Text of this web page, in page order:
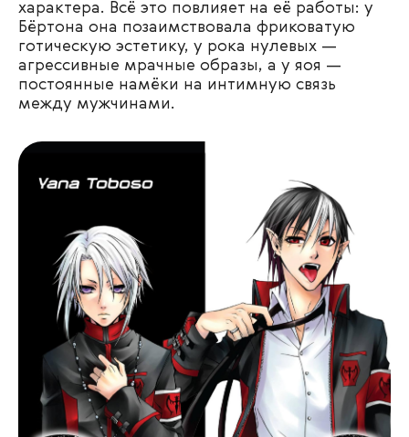
характера. Всё это повлияет на её работы: у
Бёртона она позаимствовала фриковатую
готическую эстетику, у рока нулевых —
агрессивные мрачные образы, а у яоя —
постоянные намёки на интимную связь
между мужчинами.